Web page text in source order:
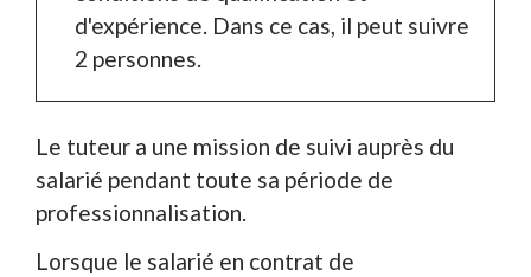
d'expérience. Dans ce cas, il peut suivre
2 personnes.
Le tuteur a une mission de suivi auprès du
salarié pendant toute sa période de
professionnalisation.
Lorsque le salarié en contrat de